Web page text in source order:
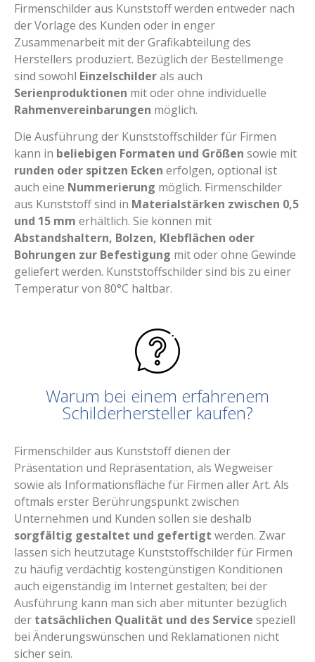
Firmenschilder aus Kunststoff werden entweder nach
der Vorlage des Kunden oder in enger
Zusammenarbeit mit der Grafikabteilung des
Herstellers produziert. Bezüglich der Bestellmenge
sind sowohl Einzelschilderals auch
Serienproduktionen mit oder ohne individuelle
Rahmenvereinbarungen möglich.
Die Ausführung der Kunststoffschilder für Firmen
kann in beliebigen Formaten und Größen sowie mit
runden oder spitzen Ecken erfolgen, optional ist
auch eine Nummerierung möglich. Firmenschilder
aus Kunststoff sind in Materialstärken zwischen 0,5
und 15 mm erhältlich. Sie können mit
Abstandshaltern, Bolzen, Klebflächen oder
Bohrungen zur Befestigung mit oder ohne Gewinde
geliefert werden. Kunststoffschilder sind bis zu einer
Temperatur von 80°C haltbar.
Warum bei einem erfahrenem
Schilderhersteller kaufen?
Firmenschilder aus Kunststoff dienen der
Präsentation und Repräsentation, als Wegweiser
sowie als Informationsfläche für Firmen aller Art. Als
oftmals erster Berührungspunkt zwischen
Unternehmen und Kunden sollen sie deshalb
sorgfältig gestaltet und gefertigt werden. Zwar
lassen sich heutzutage Kunststoffschilder für Firmen
zu häufig verdächtig kostengünstigen Konditionen
auch eigenständig im Internet gestalten; bei der
Ausführung kann man sich aber mitunter bezüglich
der tatsächlichen Qualität und des Service speziell
bei Änderungswünschen und Reklamationen nicht
sicher sein.